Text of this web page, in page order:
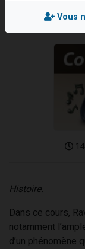
14
Histoire.
Dans ce cours,
notamment
d’un phénomène
Vous